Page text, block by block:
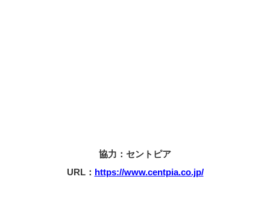
協力：セントピア
URL： https://www.centpia.co.jp/